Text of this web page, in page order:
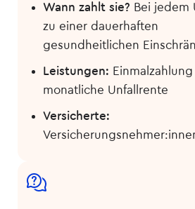
Wann zahlt sie? Bei jedem
zu einer dauerhaften
gesundheitlichen
Leistungen:
monatliche Unfallrente
Versicherte: